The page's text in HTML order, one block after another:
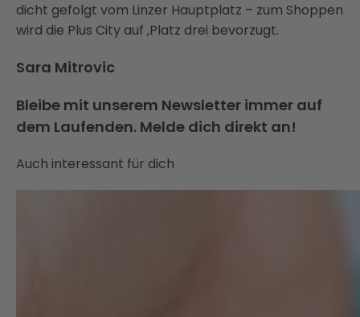
dicht gefolgt vom Linzer Hauptplatz – zum Shoppen
wird die Plus City auf ‚Platz drei bevorzugt.
Sara Mitrovic
Bleibe mit unserem Newsletter immer auf
dem Laufenden. Melde dich direkt an!
Auch interessant für dich